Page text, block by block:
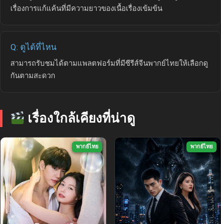
เรื่องการแก้แค้นที่มีความยาวของเนื้อเรื่องเข้มข้น
Q: ดูได้ที่ไหน
สามารถรับชมได้ตามแพลตฟอร์มที่มีซีรีส์จีนพากย์ไทยให้เลือกดู
กันตามสะดวก
เรื่องใกล้เคียงที่น่าดู
พากย์ไทย พากย์ไทย